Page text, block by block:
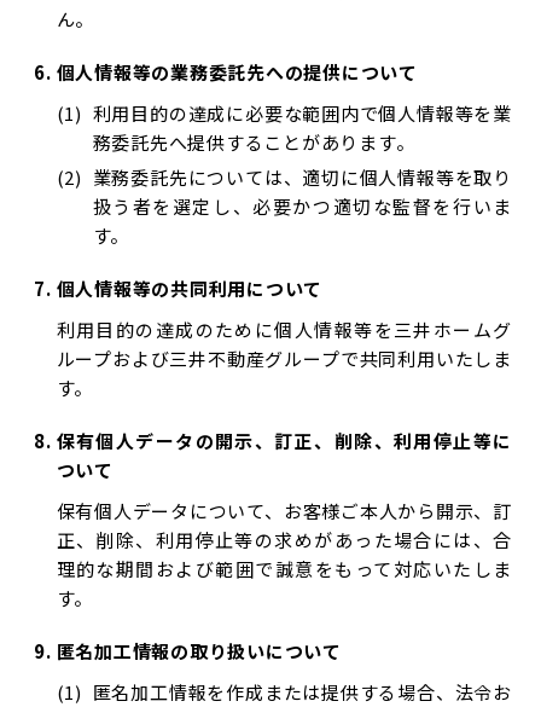
ん。
個人情報等の業務委託先への提供について
利用目的の達成に必要な範囲内で個人情報等を業
務委託先へ提供することがあります。
業務委託先については、適切に個人情報等を取り
扱う者を選定し、必要かつ適切な監督を行いま
す。
個人情報等の共同利用について
利用目的の達成のために個人情報等を三井ホームグ
ループおよび三井不動産グループで共同利用いたしま
す。
保有個人データの開示、訂正、削除、利用停止等に
ついて
保有個人データについて、お客様ご本人から開示、訂
正、削除、利用停止等の求めがあった場合には、合
理的な期間および範囲で誠意をもって対応いたしま
す。
匿名加工情報の取り扱いについて
匿名加工情報を作成または提供する場合、法令お